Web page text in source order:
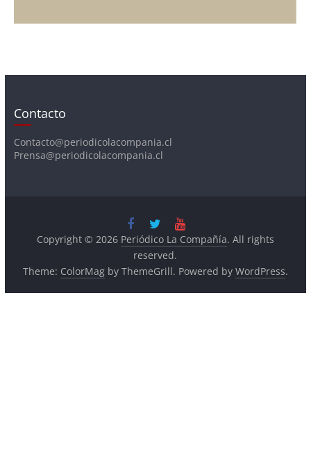
Contacto
Contacto@periodicolacompania.cl
Prensa@periodicolacompania.cl
Copyright © 2026 Periódico La Compañía. All rights
reserved.
Theme: ColorMagby ThemeGrill. Powered by WordPress.